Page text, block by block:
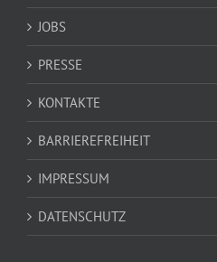
JOBS
PRESSE
KONTAKTE
BARRIEREFREIHEIT
IMPRESSUM
DATENSCHUTZ